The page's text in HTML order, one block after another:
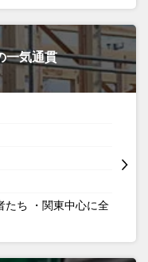
一気通貫
たち ・関東中心に全